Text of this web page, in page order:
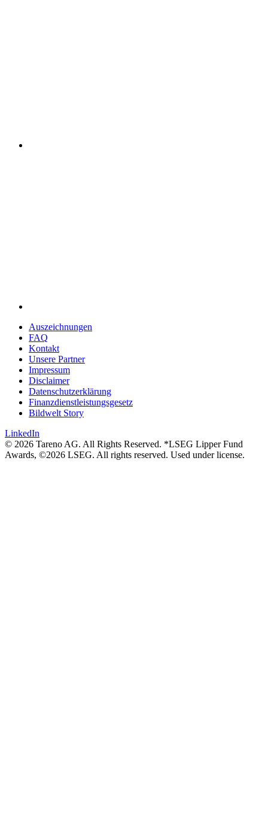
Auszeich­nungen
FAQ
Kontakt
Unsere Partner
Impressum
Disclaimer
Daten­schutz­er­klä­rung
Finanz­dienst­lei­stungs­ge­setz
Bildwelt Story
LinkedIn
© 2026 Tareno AG. All Rights Reserved. *LSEG Lipper Fund
Awards, ©2026 LSEG. All rights reserved. Used under license.